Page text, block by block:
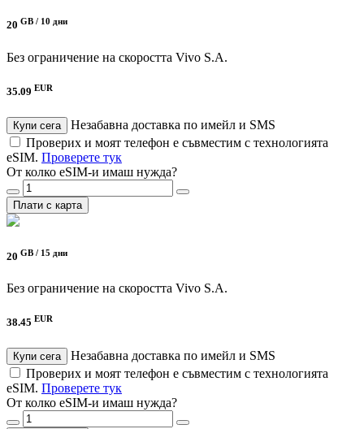
20 GB / 10 дни
Без ограничение на скоростта Vivo S.A.
35.09 EUR
Купи сега
Незабавна доставка по имейл и SMS
Проверих и моят телефон е съвместим с технологията
eSIM. Проверете тук
От колко eSIM-и имаш нужда?
Плати с карта
20 GB / 15 дни
Без ограничение на скоростта Vivo S.A.
38.45 EUR
Купи сега
Незабавна доставка по имейл и SMS
Проверих и моят телефон е съвместим с технологията
eSIM. Проверете тук
От колко eSIM-и имаш нужда?